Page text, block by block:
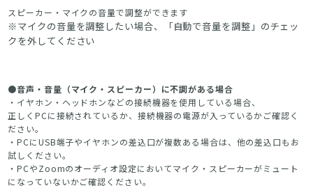
スピーカー・マイクの音量で調整ができます
※マイクの音量を調整したい場合、「自動で音量を調整」のチェッ
クを外してください
●音声・音量（マイク・スピーカー）に不調がある場合
・イヤホン・ヘッドホンなどの接続機器を使用している場合、
正しくPCに接続されているか、接続機器の電源が入っているかご確認く
ださい。
・PCにUSB端子やイヤホンの差込口が複数ある場合は、他の差込口もお
試しください。
・PCやZoomのオーディオ設定においてマイク・スピーカーがミュート
になっていないかご確認ください。